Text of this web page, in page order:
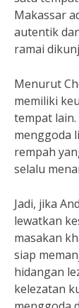
Makassar
autentik
ramai
Menurut
memiliki
tempat lain.
menggoda
rempah
selalu
Jadi, jika
lewatkan
masakan
siap
hidangan
kelezatan